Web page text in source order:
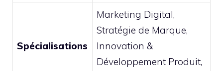
Spécialisations
Marketing Digital,
Stratégie de Marque,
Innovation &
Développement Produit,